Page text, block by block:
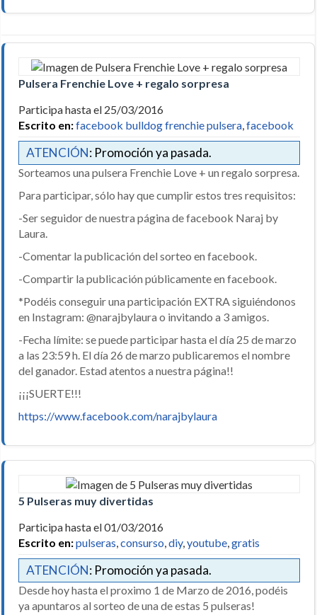
Pulsera Frenchie Love + regalo sorpresa
Participa hasta el 25/03/2016
Escrito en:facebook bulldog frenchie pulsera facebook
ATENCIÓN: Promoción ya pasada.
Sorteamos una pulsera Frenchie Love + un regalo sorpresa.
Para participar, sólo hay que cumplir estos tres requisitos:
-Ser seguidor de nuestra página de facebook Naraj by
Laura.
-Comentar la publicación del sorteo en facebook.
-Compartir la publicación públicamente en facebook.
*Podéis conseguir una participación EXTRA siguiéndonos
en Instagram: @narajbylaura o invitando a 3 amigos.
-Fecha límite: se puede participar hasta el día 25 de marzo
a las 23:59 h. El día 26 de marzo publicaremos el nombre
del ganador. Estad atentos a nuestra página!!
¡¡¡SUERTE!!!
https://www.facebook.com/narajbylaura
5 Pulseras muy divertidas
Participa hasta el 01/03/2016
Escrito en:pulseras consurso diy, youtube gratis
ATENCIÓN: Promoción ya pasada.
Desde hoy hasta el proximo 1 de Marzo de 2016, podéis
ya apuntaros al sorteo de una de estas 5 pulseras!